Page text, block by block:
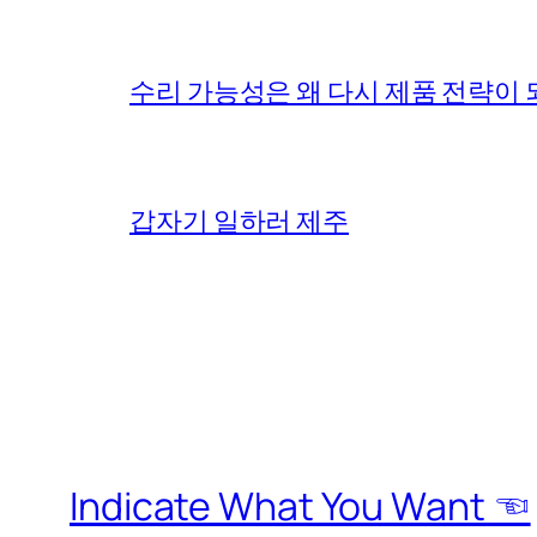
수리 가능성은 왜 다시 제품 전략이
갑자기 일하러 제주
Indicate What You Want ☜